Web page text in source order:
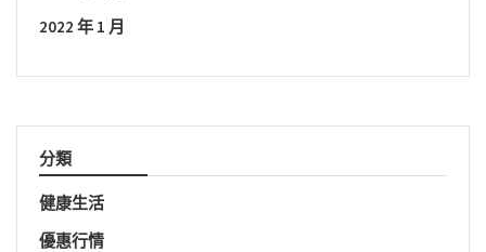
2022 年 1 月
分類
健康生活
優惠行情